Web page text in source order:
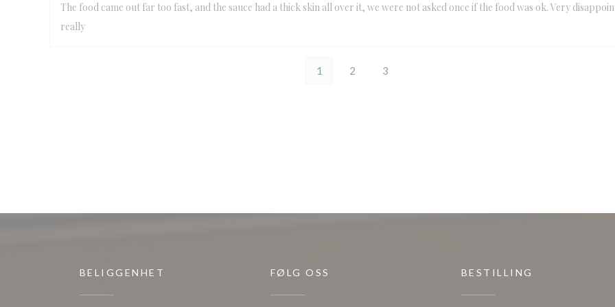
The food came out far too fast, and the sauce had a thick skin all over it, we were not asked once if the food was ok. Very
really
1 2 3
BELIGGENHET FØLG OSS BESTILLING